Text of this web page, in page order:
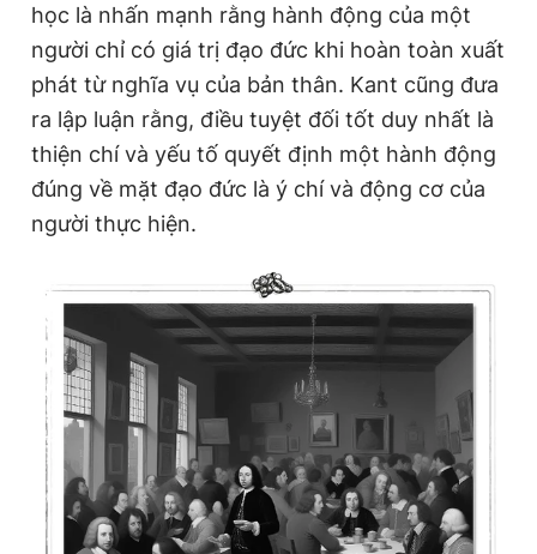
học là nhấn mạnh rằng hành động của một
người chỉ có giá trị đạo đức khi hoàn toàn xuất
phát từ nghĩa vụ của bản thân. Kant cũng đưa
ra lập luận rằng, điều tuyệt đối tốt duy nhất là
thiện chí và yếu tố quyết định một hành động
đúng về mặt đạo đức là ý chí và động cơ của
người thực hiện.